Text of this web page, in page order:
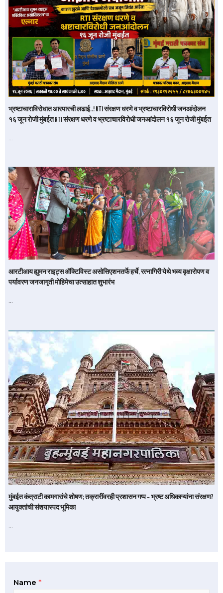
भ्रष्टाचाराविरोधात आरपारची लढाई..! RTI संरक्षण धरणे व भ्रष्टाचारविरोधी जनआंदोलन
१६ जून रोजी मुंबईत RTI संरक्षण धरणे व भ्रष्टाचारविरोधी जनआंदोलन १६ जून रोजी मुंबईत
…
आरटीआय ह्युमन राइट्स अ‍ॅक्टिविस्ट असोसिएशनतर्फे हर्चे, रत्नागिरी येथे भव्य वृक्षारोपण व
पर्यावरण जनजागृती मोहिमेचा उत्साहात शुभारंभ
…
मुंबईत कंत्राटी कामगारांचे शोषण; तक्रारींवरही प्रशासन गप्प – भ्रष्ट अधिकाऱ्यांना संरक्षण?
आयुक्तांची संशयास्पद भूमिका
…
Name *